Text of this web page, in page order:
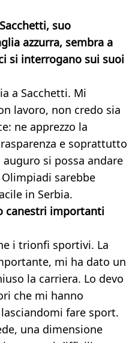
suo
azzurra, sembra a
si interrogano sui suoi
a Sacchetti. Mi
lavoro, non credo sia
ne apprezzo la
e soprattutto
si possa andare
sarebbe
in Serbia.
canestri importanti
i trionfi sportivi. La
mi ha dato un
la carriera. Lo devo
che mi hanno
fare sport.
una dimensione